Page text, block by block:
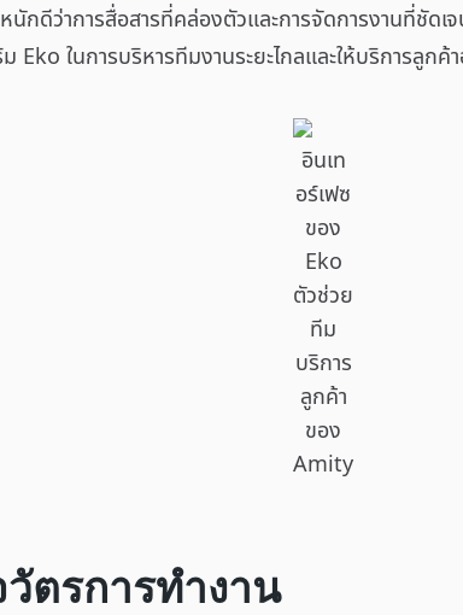
นักดีว่าการสื่อสารที่คล่องตัวและการจัดการงานที่ชัด
ในการบริหารทีมงานระยะไกลและให้บริการลูกค้
อินเท
อร์เฟซ
ของ
Eko
ตัวช่วย
ทีม
บริการ
ลูกค้า
ของ
Amity
ตรการทำงาน